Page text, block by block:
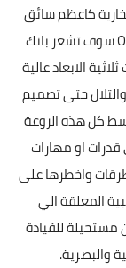
كاعظم سائق
للدرجات البخارية ففي لعبة Offroad Bike Racing سوف تشعر بانك
الابعاد عالية
حتى تصميم
كل هذه الروعة
او مهارات
واخطرها على
المعلقة الي
مستحيلة للقيادة
والبصرية.